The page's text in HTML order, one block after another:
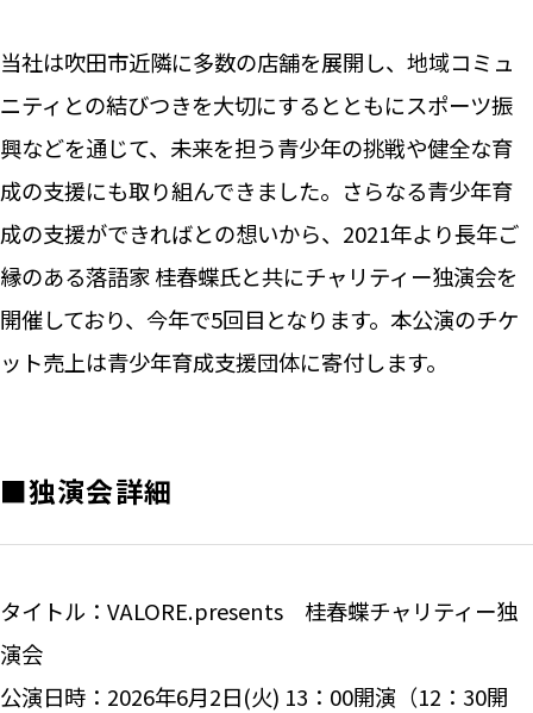
当社は吹田市近隣に多数の店舗を展開し、地域コミュ
ニティとの結びつきを大切にするとともにスポーツ振
興などを通じて、未来を担う青少年の挑戦や健全な育
成の支援にも取り組んできました。さらなる青少年育
成の支援ができればとの想いから、2021年より長年ご
縁のある落語家 桂春蝶氏と共にチャリティー独演会を
開催しており、今年で5回目となります。本公演のチケ
ット売上は青少年育成支援団体に寄付します。
■独演会詳細
タイトル：VALORE.presents 桂春蝶チャリティー独
演会
公演日時：2026年6月2日(火) 13：00開演（12：30開